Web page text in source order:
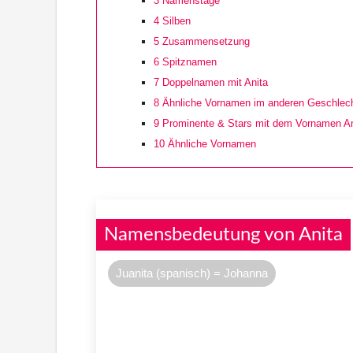
4 Silben
5 Zusammensetzung
6 Spitznamen
7 Doppelnamen mit Anita
8 Ähnliche Vornamen im anderen
9 Prominente & Stars mit dem Vornamen
10 Ähnliche Vornamen
Namensbedeutung von Anita
Juanita (spanisch) = Johanna